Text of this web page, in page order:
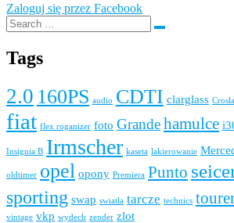
Zaloguj się przez Facebook
Tags
2.0 160PS audio CDTI clarglass
fiat flex roganizer foto Grandehamulce
Insignia B Irmscher kaseta lakierowanie
oldtimer opel opony Premiera Punto
sporting swap swiatla tarcze technics
vintage vkp wydech zender zlot